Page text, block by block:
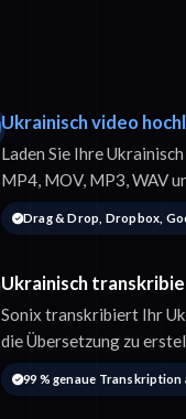
Ukrainisch video
Laden Sie Ihre
MP4, MOV, MP3, WAV
Drag & Drop, Dropbox,
Ukrainisch
Sonix transkribiert Ihr
die Übersetzung zu
99 % genaue